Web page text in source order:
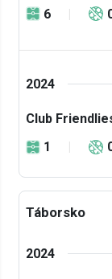
6
2024
Club
1
Táborsko
2024